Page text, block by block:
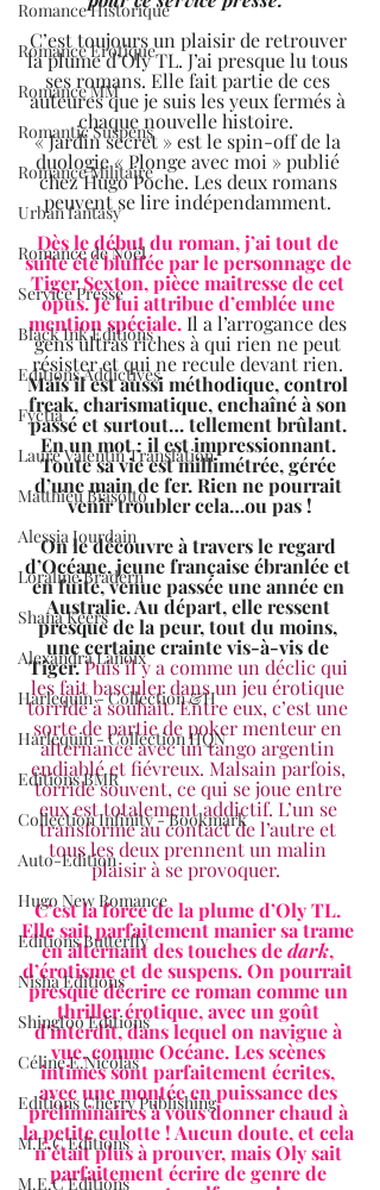
Romance Historique
Romance Erotique
Romance MM
Romantic Suspens
Romance Militaire
Urban fantasy
Romance de Noël
Service Presse
Black Ink Editions
Editions Addictives
Fyctia
Laure Valentin Translation
Matthieu Biasotto
Alessia Jourdain
Loraline Bradern
Shana Keers
Alexandra Lanoix
Harlequin - Collection &H
Harlequin - Collection HQN
Editions BMR
Collection Infinity - Bookmark
Auto-Edition
Hugo New Romance
Editions Butterfly
Nisha Editions
Shingfoo Editions
Céline E.Nicolas
Editions Cherry Publishing
M.E.C Editions
M.E.C Editions
C’est toujours un plaisir de retrouver
la plume d’Oly TL. J’ai presque lu tous
ses romans. Elle fait partie de ces
auteures que je suis les yeux fermés à
chaque nouvelle histoire.
« Jardin secret » est le spin-off de la
duologie « Plonge avec moi » publié
chez Hugo Poche. Les deux romans
peuvent se lire indépendamment.
Dès le début du roman, j’ai tout de
suite été bluffée par le personnage de
Tiger Sexton, pièce maitresse de cet
opus. Je lui attribue d’emblée une
mention spéciale. Il a l’arrogance des
gens ultras riches à qui rien ne peut
résister et qui ne recule devant rien.
Mais il est aussi méthodique, control
freak, charismatique, enchaîné à son
passé et surtout… tellement brûlant.
En un mot : il est impressionnant.
Toute sa vie est millimétrée, gérée
d’une main de fer. Rien ne pourrait
venir troubler cela…ou pas !
On le découvre à travers le regard
d’Océane, jeune française ébranlée et
en fuite, venue passée une année en
Australie. Au départ, elle ressent
presque de la peur, tout du moins,
une certaine crainte vis-à-vis de
Tiger. Puis il y a comme un déclic qui
les fait basculer dans un jeu érotique
torride à souhait. Entre eux, c’est une
sorte de partie de poker menteur en
alternance avec un tango argentin
endiablé et fiévreux. Malsain parfois,
torride souvent, ce qui se joue entre
eux est totalement addictif. L’un se
transforme au contact de l’autre et
tous les deux prennent un malin
plaisir à se provoquer.
C’est la force de la plume d’Oly TL.
Elle sait parfaitement manier sa trame
en alternant des touches de dark,
d’érotisme et de suspens. On pourrait
presque décrire ce roman comme un
thriller érotique, avec un goût
d'interdit, dans lequel on navigue à
vue, comme Océane. Les scènes
intimes sont parfaitement écrites,
avec une montée en puissance des
préliminaires à vous donner chaud à
la petite culotte ! Aucun doute, et cela
n’était plus à prouver, mais Oly sait
parfaitement écrire de genre de